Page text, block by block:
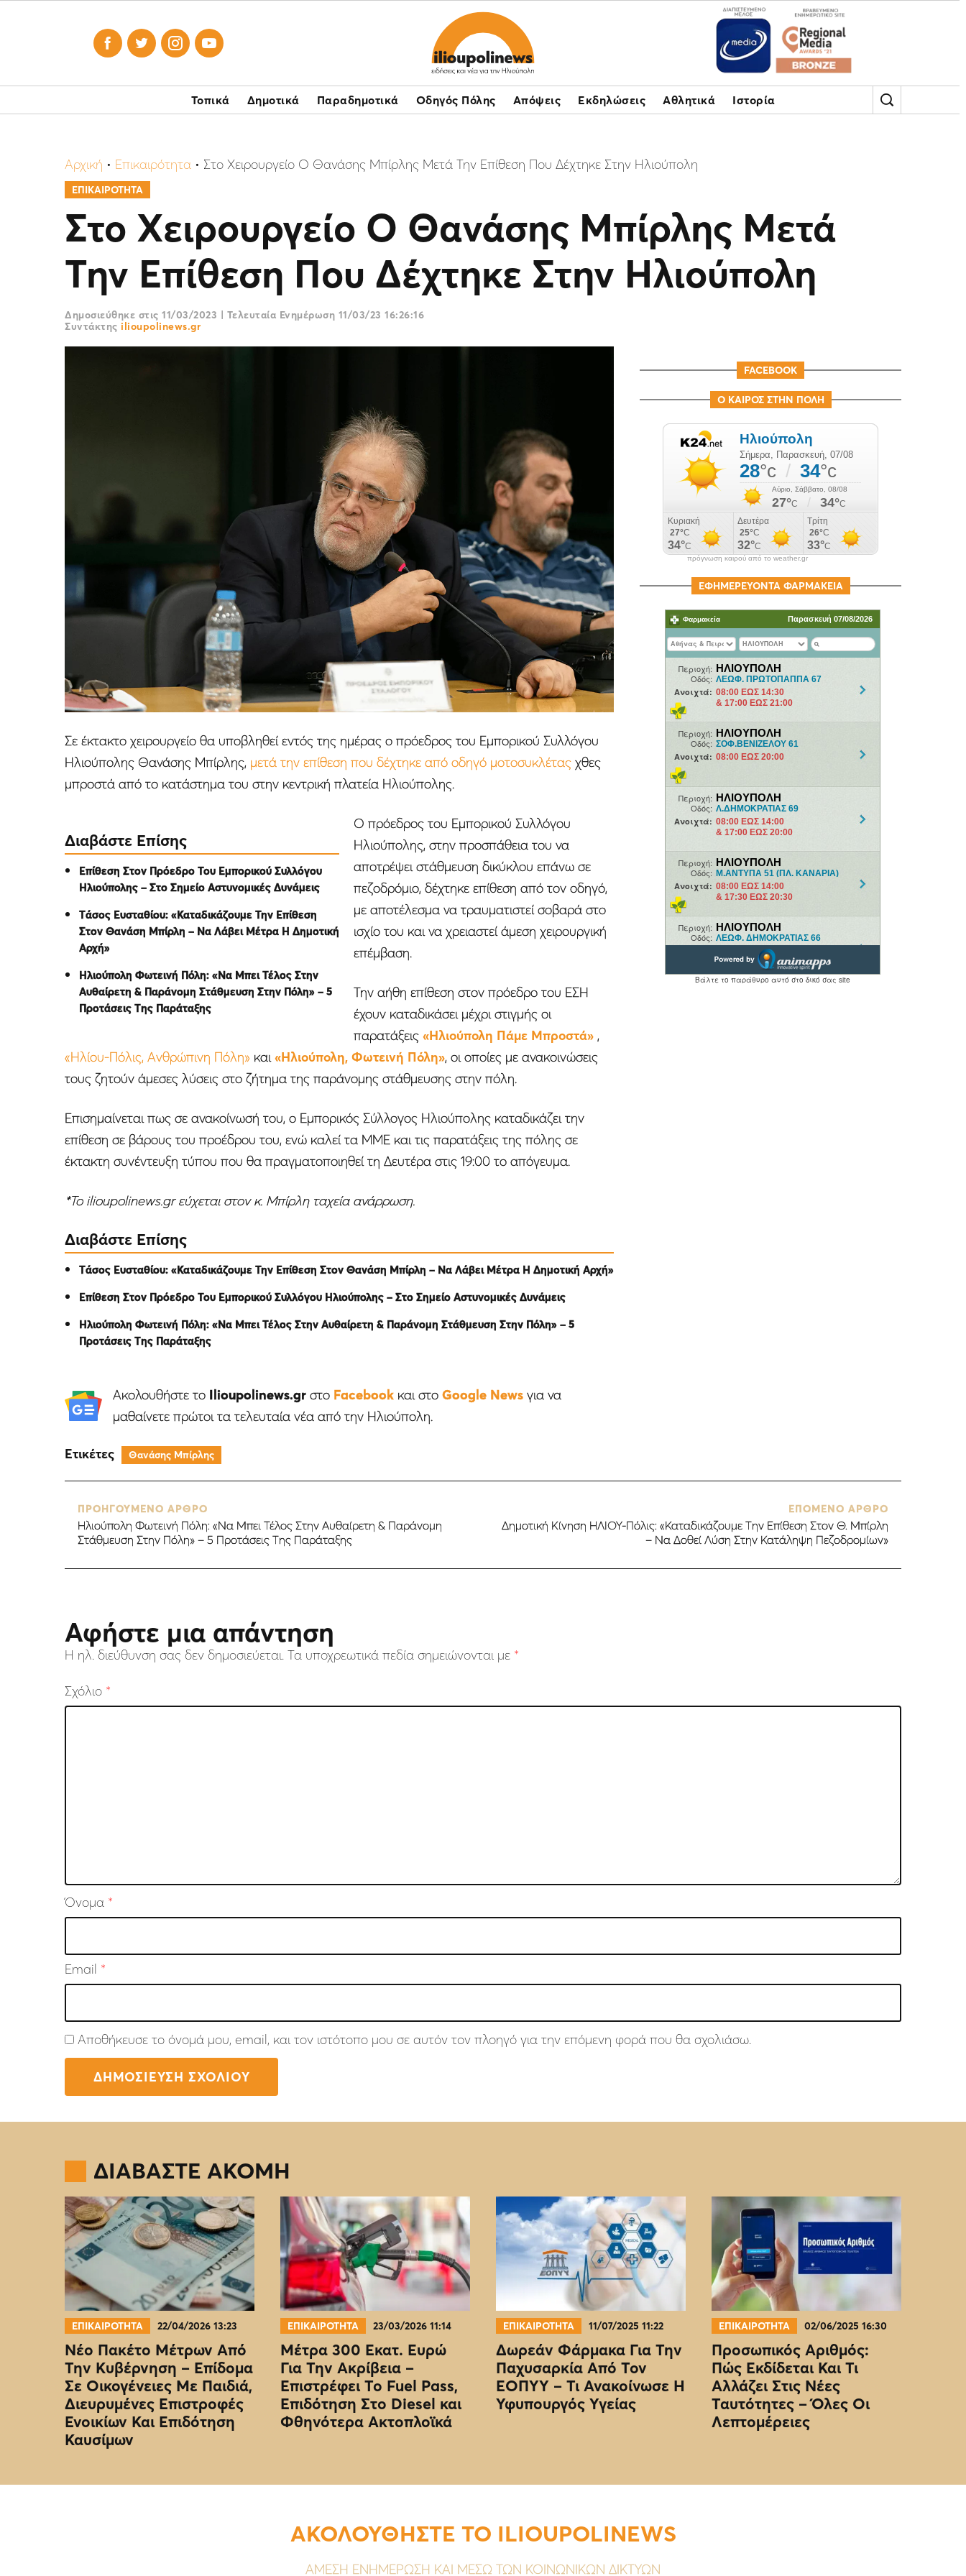
   
Τοπικά Δημοτικά Παραδημοτικά Οδηγός Πόλης Απόψεις Εκδηλώσεις Αθλητικά Ιστορία
Αρχική • Επικαιρότητα • Στο Χειρουργείο Ο Θανάσης Μπίρλης Μετά Την Επίθεση Που Δέχτηκε Στην Ηλιούπολη
ΕΠΙΚΑΙΡΟΤΗΤΑ
Στο Χειρουργείο Ο Θανάσης Μπίρλης Μετά
Την Επίθεση Που Δέχτηκε Στην Ηλιούπολη
Δημοσιεύθηκε στις 11/03/2023 | Τελευταία Ενημέρωση 11/03/23 16:26:16
Συντάκτης ilioupolinews.gr
Σε έκτακτο χειρουργείο θα υποβληθεί εντός της ημέρας ο πρόεδρος του Εμπορικού Συλλόγου
Ηλιούπολης Θανάσης Μπίρλης, μετά την επίθεση που δέχτηκε από οδηγό μοτοσυκλέτας χθες
μπροστά από το κατάστημα του στην κεντρική πλατεία Ηλιούπολης.
Διαβάστε Επίσης
Επίθεση Στον Πρόεδρο Του Εμπορικού Συλλόγου
Ηλιούπολης – Στο Σημείο Αστυνομικές Δυνάμεις
Tάσος Ευσταθίου: «Καταδικάζουμε Την Επίθεση
Στον Θανάση Μπίρλη – Να Λάβει Μέτρα Η Δημοτική
Αρχή»
Ηλιούπολη Φωτεινή Πόλη: «Να Μπει Τέλος Στην
Αυθαίρετη & Παράνομη Στάθμευση Στην Πόλη» – 5
Προτάσεις Tης Παράταξης
Ο πρόεδρος του Εμπορικού Συλλόγου
Ηλιούπολης, στην προσπάθεια του να
αποτρέψει στάθμευση δικύκλου επάνω σε
πεζοδρόμιο, δέχτηκε επίθεση από τον οδηγό,
με αποτέλεσμα να τραυματιστεί σοβαρά στο
ισχίο του και να χρειαστεί άμεση χειρουργική
επέμβαση.
Την αήθη επίθεση στον πρόεδρο του ΕΣΗ
έχουν καταδικάσει μέχρι στιγμής οι
παρατάξεις «Ηλιούπολη Πάμε Μπροστά» ,
«Ηλίου-Πόλις, Ανθρώπινη Πόλη» και«Ηλιούπολη, Φωτεινή Πόλη», οι οποίες με ανακοινώσεις
τους ζητούν άμεσες λύσεις στο ζήτημα της παράνομης στάθμευσης στην πόλη.
Επισημαίνεται πως σε ανακοίνωσή του, ο Εμπορικός Σύλλογος Ηλιούπολης καταδικάζει την
επίθεση σε βάρους του προέδρου του, ενώ καλεί τα ΜΜΕ και τις παρατάξεις της πόλης σε
έκτακτη συνέντευξη τύπου που θα πραγματοποιηθεί τη Δευτέρα στις 19:00 το απόγευμα.
*To ilioupolinews.gr εύχεται στον κ. Μπίρλη ταχεία ανάρρωση.
Διαβάστε Επίσης
Tάσος Ευσταθίου: «Καταδικάζουμε Την Επίθεση Στον Θανάση Μπίρλη – Να Λάβει Μέτρα Η Δημοτική Αρχή»
Επίθεση Στον Πρόεδρο Του Εμπορικού Συλλόγου Ηλιούπολης – Στο Σημείο Αστυνομικές Δυνάμεις
Ηλιούπολη Φωτεινή Πόλη: «Να Μπει Τέλος Στην Αυθαίρετη & Παράνομη Στάθμευση Στην Πόλη» – 5
Προτάσεις Tης Παράταξης
Ακολουθήστε το Ilioupolinews.grστο Facebookκαι στο Google Newsγια να
μαθαίνετε πρώτοι τα τελευταία νέα από την Ηλιούπολη.
FACEBOOK
Ο ΚΑΙΡΟΣ ΣΤΗΝ ΠΟΛΗ
πρόγνωση καιρού από το weather.gr
ΕΦΗΜΕΡΕΥΟΝΤΑ ΦΑΡΜΑΚΕΙΑ
Ετικέτες Θανάσης Μπίρλης
ΠΡΟΗΓΟΥΜΕΝΟ ΑΡΘΡΟ
Ηλιούπολη Φωτεινή Πόλη: «Να Μπει Τέλος Στην Αυθαίρετη & Παράνομη
Στάθμευση Στην Πόλη» – 5 Προτάσεις Tης Παράταξης
ΕΠΟΜΕΝΟ ΑΡΘΡΟ
Δημοτική Κίνηση ΗΛΙΟΥ-Πόλις: «Καταδικάζουμε Την Επίθεση Στον Θ. Μπίρλη
– Να Δοθεί Λύση Στην Κατάληψη Πεζοδρομίων»
Αφήστε μια απάντηση
Η ηλ. διεύθυνση σας δεν δημοσιεύεται. Τα υποχρεωτικά πεδία σημειώνονται με *
Σχόλιο *
Όνομα *
Email *
Αποθήκευσε το όνομά μου, email, και τον ιστότοπο μου σε αυτόν τον πλοηγό για την επόμενη φορά που θα σχολιάσω.
ΔΙΑΒΑΣΤΕ ΑΚΟΜΗ
ΕΠΙΚΑΙΡΟΤΗΤΑ 22/04/2026 13:23
Νέο Πακέτο Μέτρων Από
Την Κυβέρνηση – Επίδομα
Σε Οικογένειες Με Παιδιά,
Διευρυμένες Επιστροφές
Ενοικίων Και Επιδότηση
Καυσίμων
ΕΠΙΚΑΙΡΟΤΗΤΑ 23/03/2026 11:14
Μέτρα 300 Εκατ. Ευρώ
Για Την Ακρίβεια –
Επιστρέφει Το Fuel Pass,
Επιδότηση Στο Diesel και
Φθηνότερα Ακτοπλοϊκά
ΕΠΙΚΑΙΡΟΤΗΤΑ 11/07/2025 11:22
Δωρεάν Φάρμακα Για Την
Παχυσαρκία Από Τον
EOΠΥΥ – Τι Ανακοίνωσε Η
Υφυπουργός Υγείας
ΕΠΙΚΑΙΡΟΤΗΤΑ 02/06/2025 16:30
Προσωπικός Αριθμός:
Πώς Εκδίδεται Και Τι
Αλλάζει Στις Νέες
Ταυτότητες – Όλες Οι
Λεπτομέρειες
ΑΚΟΛΟΥΘΗΣΤΕ ΤΟ ILIOUPOLINEWS
ΑΜΕΣΗ ΕΝΗΜΕΡΩΣΗ ΚΑΙ ΜΕΣΩ ΤΩΝ ΚΟΙΝΩΝΙΚΩΝ ΔΙΚΤΥΩΝ